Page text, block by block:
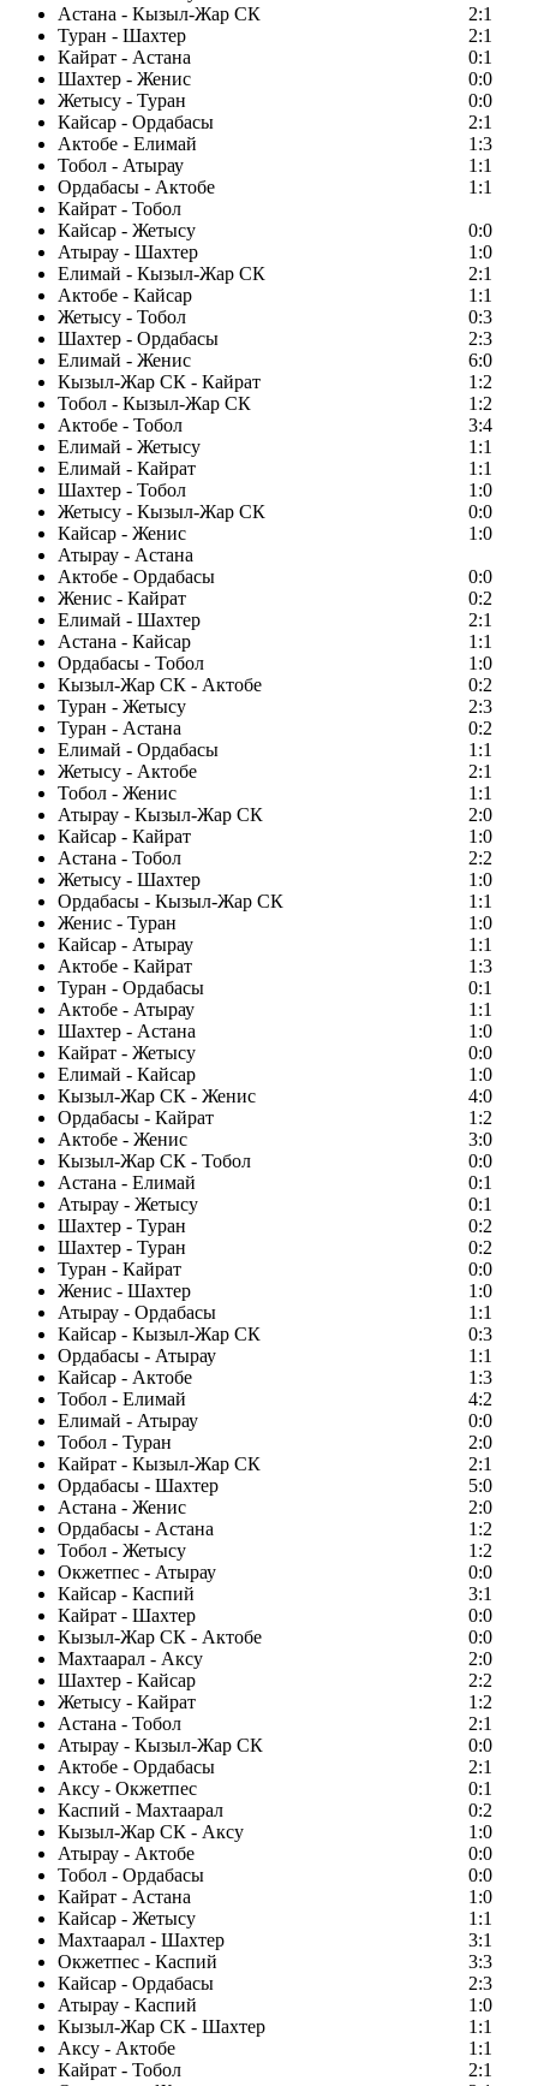
Астана - Кызыл-Жар СК
2:1
Туран - Шахтер
2:1
Кайрат - Астана
0:1
Шахтер - Женис
0:0
Жетысу - Туран
0:0
Кайсар - Ордабасы
2:1
Актобе - Елимай
1:3
Тобол - Атырау
1:1
Ордабасы - Актобе
1:1
Кайрат - Тобол
Кайсар - Жетысу
0:0
Атырау - Шахтер
1:0
Елимай - Кызыл-Жар СК
2:1
Актобе - Кайсар
1:1
Жетысу - Тобол
0:3
Шахтер - Ордабасы
2:3
Елимай - Женис
6:0
Кызыл-Жар СК - Кайрат
1:2
Тобол - Кызыл-Жар СК
1:2
Актобе - Тобол
3:4
Елимай - Жетысу
1:1
Елимай - Кайрат
1:1
Шахтер - Тобол
1:0
Жетысу - Кызыл-Жар СК
0:0
Кайсар - Женис
1:0
Атырау - Астана
Актобе - Ордабасы
0:0
Женис - Кайрат
0:2
Елимай - Шахтер
2:1
Астана - Кайсар
1:1
Ордабасы - Тобол
1:0
Кызыл-Жар СК - Актобе
0:2
Туран - Жетысу
2:3
Туран - Астана
0:2
Елимай - Ордабасы
1:1
Жетысу - Актобе
2:1
Тобол - Женис
1:1
Атырау - Кызыл-Жар СК
2:0
Кайсар - Кайрат
1:0
Астана - Тобол
2:2
Жетысу - Шахтер
1:0
Ордабасы - Кызыл-Жар СК
1:1
Женис - Туран
1:0
Кайсар - Атырау
1:1
Актобе - Кайрат
1:3
Туран - Ордабасы
0:1
Актобе - Атырау
1:1
Шахтер - Астана
1:0
Кайрат - Жетысу
0:0
Елимай - Кайсар
1:0
Кызыл-Жар СК - Женис
4:0
Ордабасы - Кайрат
1:2
Актобе - Женис
3:0
Кызыл-Жар СК - Тобол
0:0
Астана - Елимай
0:1
Атырау - Жетысу
0:1
Шахтер - Туран
0:2
Шахтер - Туран
0:2
Туран - Кайрат
0:0
Женис - Шахтер
1:0
Атырау - Ордабасы
1:1
Кайсар - Кызыл-Жар СК
0:3
Ордабасы - Атырау
1:1
Кайсар - Актобе
1:3
Тобол - Елимай
4:2
Елимай - Атырау
0:0
Тобол - Туран
2:0
Кайрат - Кызыл-Жар СК
2:1
Ордабасы - Шахтер
5:0
Астана - Женис
2:0
Ордабасы - Астана
1:2
Тобол - Жетысу
1:2
Окжетпес - Атырау
0:0
Кайсар - Каспий
3:1
Кайрат - Шахтер
0:0
Кызыл-Жар СК - Актобе
0:0
Махтаарал - Аксу
2:0
Шахтер - Кайсар
2:2
Жетысу - Кайрат
1:2
Астана - Тобол
2:1
Атырау - Кызыл-Жар СК
0:0
Актобе - Ордабасы
2:1
Аксу - Окжетпес
0:1
Каспий - Махтаарал
0:2
Кызыл-Жар СК - Аксу
1:0
Атырау - Актобе
0:0
Тобол - Ордабасы
0:0
Кайрат - Астана
1:0
Кайсар - Жетысу
1:1
Махтаарал - Шахтер
3:1
Окжетпес - Каспий
3:3
Кайсар - Ордабасы
2:3
Атырау - Каспий
1:0
Кызыл-Жар СК - Шахтер
1:1
Аксу - Актобе
1:1
Кайрат - Тобол
2:1